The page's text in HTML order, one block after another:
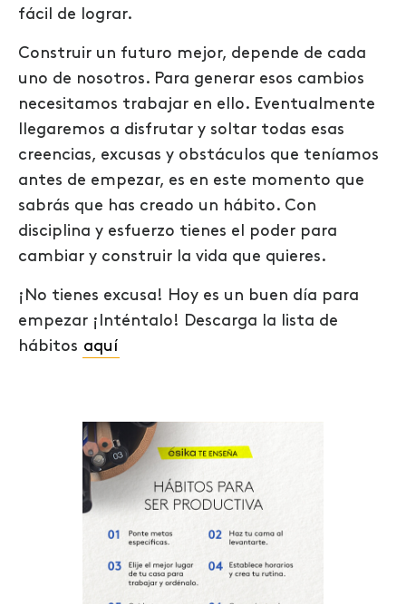
fácil de lograr.
Construir un futuro mejor, depende de cada
uno de nosotros. Para generar esos cambios
necesitamos trabajar en ello. Eventualmente
llegaremos a disfrutar y soltar todas esas
creencias, excusas y obstáculos que teníamos
antes de empezar, es en este momento que
sabrás que has creado un hábito. Con
disciplina y esfuerzo tienes el poder para
cambiar y construir la vida que quieres.
¡No tienes excusa! Hoy es un buen día para
empezar ¡Inténtalo! Descarga la lista de
hábitos aquí